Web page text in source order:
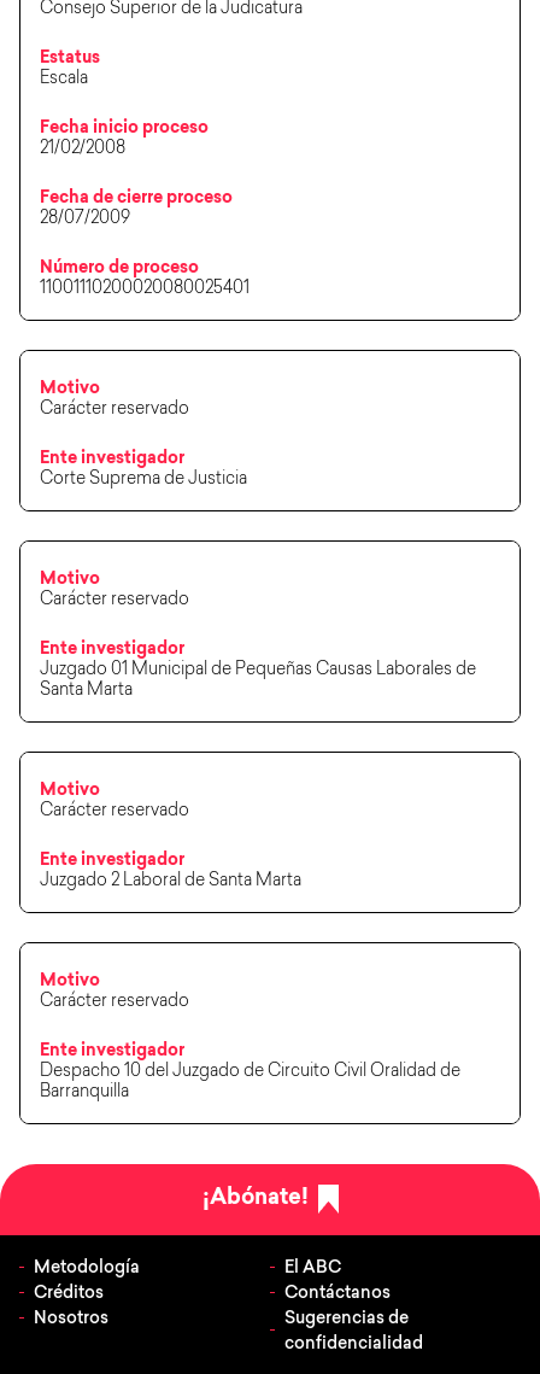
Consejo Superior de la Judicatura
Estatus
Escala
Fecha inicio proceso
21/02/2008
Fecha de cierre proceso
28/07/2009
Número de proceso
11001110200020080025401
Motivo
Carácter reservado
Ente investigador
Corte Suprema de Justicia
Motivo
Carácter reservado
Ente investigador
Juzgado 01 Municipal de Pequeñas Causas Laborales de
Santa Marta
Motivo
Carácter reservado
Ente investigador
Juzgado 2 Laboral de Santa Marta
Motivo
Carácter reservado
Ente investigador
Despacho 10 del Juzgado de Circuito Civil Oralidad de
Barranquilla
¡Abónate!
Metodología
El ABC
Créditos
Contáctanos
Nosotros
Sugerencias de
confidencialidad